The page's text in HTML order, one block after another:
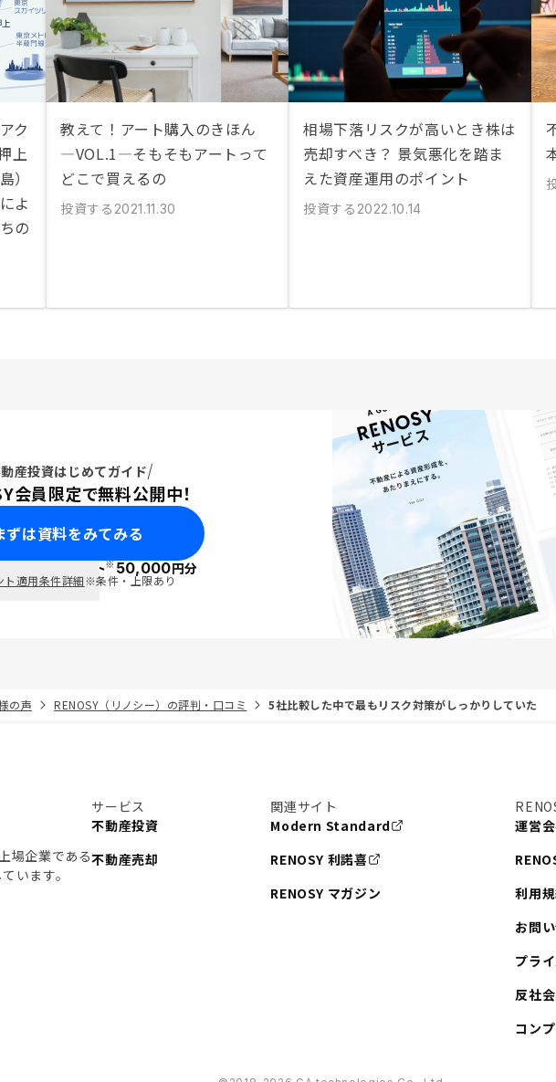
ク
上
）
よ
の
教えて！アート購入のきほん
―VOL.1―そもそもアートって
どこで買えるの
投資する 2021.11.30
相場下落リスクが高いとき株は
売却すべき？ 景気悪化を踏ま
えた資産運用のポイント
投資する 2022.10.14
産投資はじめてガイド
会員限定で無料公開中！
ずは資料をみてみる
ポイント※50,000円分
ト適用条件詳細※条件・上限あり
の声 RENOSY（リノシー）の評判・口コミ 5社比較した中で最もリスク対策がしっかりしていた
場企業である
います。
サービス
不動産投資
不動産売却
関連サイト
Modern Standard
RENOSY 利諾喜
RENOSY マガジン
運営
利用
お問
プラ
反社
コン